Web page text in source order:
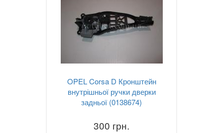
OPEL Corsa D Кронштейн
внутрішньої ручки дверки
задньої (0138674)
300 грн.